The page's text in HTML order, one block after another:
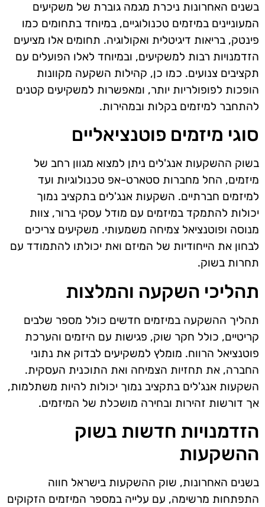
בשנים האחרונות ניכרת מגמה גוברת של משקיעים
המעוניינים במיזמים טכנולוגיים, במיוחד בתחומים כמו
פינטק, בריאות דיגיטלית ואקולוגיה. תחומים אלו מציעים
הזדמנויות רבות למשקיעים, ובמיוחד לאלו הפועלים עם
תקציבים צנועים. כמו כן, קהילות השקעה מקוונות
הופכות לפופולריות יותר, ומאפשרות למשקיעים קטנים
להתחבר למיזמים בקלות ובמהירות.
סוגי מיזמים פוטנציאליים
בשוק ההשקעות אנג'לים ניתן למצוא מגוון רחב של
מיזמים, החל מחברות סטארט-אפ טכנולוגיות ועד
למיזמים חברתיים. השקעות אנג'לים בתקציב נמוך
יכולות להתמקד במיזמים עם מודל עסקי ברור, צוות
מנוסה ופוטנציאל צמיחה משמעותי. משקיעים צריכים
לבחון את הייחודיות של המיזם ואת יכולתו להתמודד עם
תחרות בשוק.
תהליכי השקעה והמלצות
תהליך ההשקעה במיזמים חדשים כולל מספר שלבים
קריטיים, כולל חקר שוק, פגישות עם היזמים והערכת
פוטנציאל הרווח. מומלץ למשקיעים לבדוק את נתוני
החברה, את תחזיות הצמיחה ואת התוכנית העסקית.
השקעות אנג'לים בתקציב נמוך יכולות להיות משתלמות,
אך דורשות זהירות ובחירה מושכלת של המיזמים.
הזדמנויות חדשות בשוק
ההשקעות
בשנים האחרונות, שוק ההשקעות בישראל חווה
התפתחות מרשימה, עם עלייה במספר המיזמים הזקוקים